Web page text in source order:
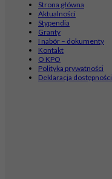
Strona główna
Aktualności
Stypendia
Granty
I nabór – dokumenty
Kontakt
O KPO
Polityka prywatności
Deklaracja dostępności